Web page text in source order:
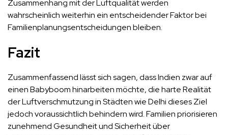
Zusammenhang mit der Luftqualität werden
wahrscheinlich weiterhin ein entscheidender Faktor bei
Familienplanungsentscheidungen bleiben.
Fazit
Zusammenfassend lässt sich sagen, dass Indien zwar auf
einen Babyboom hinarbeiten möchte, die harte Realität
der Luftverschmutzung in Städten wie Delhi dieses Ziel
jedoch voraussichtlich behindern wird. Familien priorisieren
zunehmend Gesundheit und Sicherheit über